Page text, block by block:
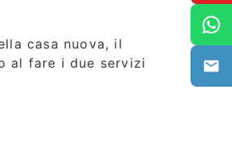
casa nuova, il
al fare i due servizi